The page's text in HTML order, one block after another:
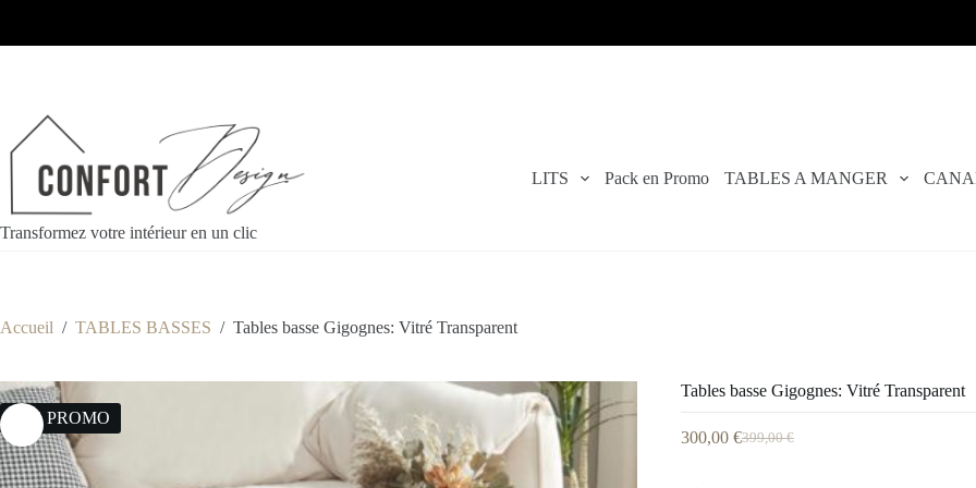
Transformez votre intérieur en un clic
LITS Pack en Promo TABLES A MANGER
Accueil / TABLES BASSES / Tables basse Gigognes: Vitré Transparent
25% PROMO
Tables basse Gigognes: Vitré Transparent
399,00€
300,00 €